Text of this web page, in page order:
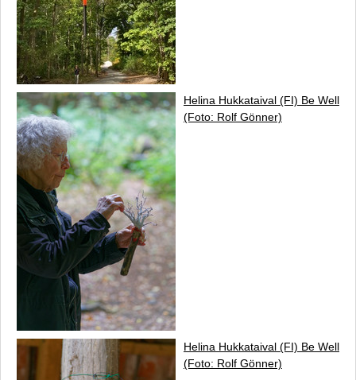
Helina Hukkataival (FI) Be Well
(Foto: Rolf Gönner)
Helina Hukkataival (FI) Be Well
(Foto: Rolf Gönner)